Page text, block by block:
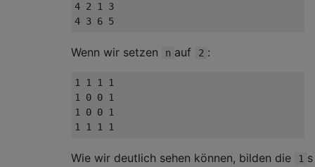
4 2 1 3
Wenn wir setzen n auf 2 :
1 1 1 1
1 0 0 1
1 0 0 1
Wie wir deutlich sehen können, bilden die 1 s